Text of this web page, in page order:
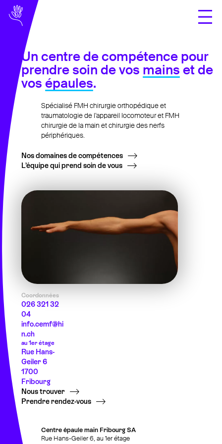
Domaines de
compétences
présentation
où opérons-nous ?
Documents
exercices
Contact
026 321 32 04
votre premier rendez-vous
Un centre de compétence pour
prendre soin de vos mains et de
vosépaules.
Spécialisé FMH chirurgie orthopédique et
traumatologie de l’appareil locomoteur et FMH
chirurgie de la main et chirurgie des nerfs
périphériques.
Nos domaines de compétences
L’équipe qui prend soin de vous
Coordonnées
026 321 32
04
info.cemf@hi
n.ch
au 1er étage
Rue Hans-
Geiler 6
1700
Fribourg
Nous trouver
Prendre rendez-vous
Centre épaule main Fribourg SA
Rue Hans-Geiler 6, au 1er étage